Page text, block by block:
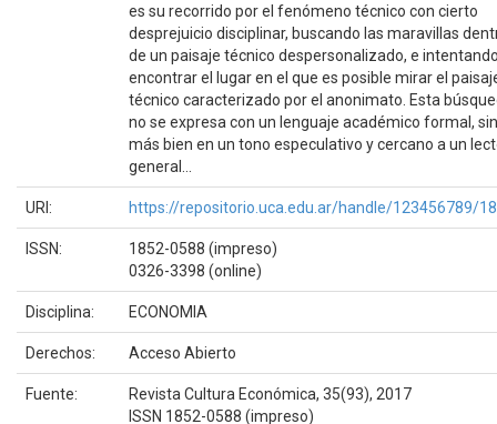
es su recorrido por el fenómeno técnico con cierto
desprejuicio disciplinar, buscando las maravillas
de un paisaje técnico despersonalizado, e
encontrar el lugar en el que es posible mirar el
técnico caracterizado por el anonimato. Esta
no se expresa con un lenguaje académico formal,
más bien en un tono especulativo y cercano a un
general...
URI: https://repositorio.uca.edu.ar/handle/123456789/
ISSN:
1852-0588 (impreso)
0326-3398 (online)
Disciplina: ECONOMIA
Derechos: Acceso Abierto
Fuente:
Revista Cultura Económica, 35(93), 2017
ISSN 1852-0588 (impreso)